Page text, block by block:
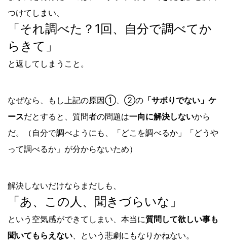
つけてしまい、
「それ調べた？1回、自分で調べてか
らきて」
と返してしまうこと。
なぜなら、もし上記の原因①、②の 「サボりでない」ケ
ースだとすると、質問者の問題は一向に解決しないから
だ。（自分で調べようにも、「どこを調べるか」「どうや
って調べるか」が分からないため）
解決しないだけならまだしも、
「あ、この人、聞きづらいな」
という空気感ができてしまい、本当に質問して欲しい事も
聞いてもらえない、という悲劇にもなりかねない。